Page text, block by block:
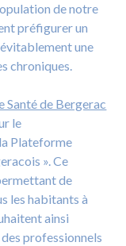
de notre
préfigurer un
une
chroniques.
Santé de Bergerac
le
Plateforme
». Ce
de
les habitants à
ainsi
professionnels